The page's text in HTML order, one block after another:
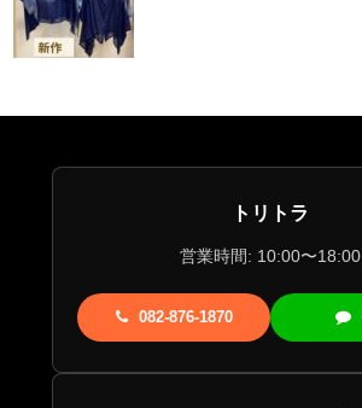
トリトラ
営業時間: 10:00〜18:00
082-876-1870